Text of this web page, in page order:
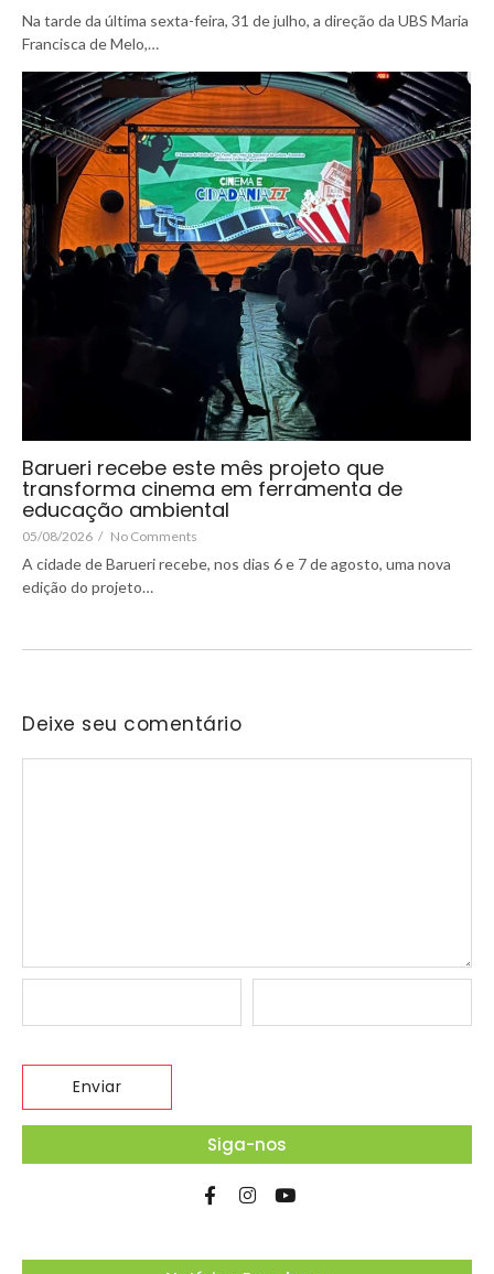
Na tarde da última sexta-feira, 31 de julho, a direção da UBS Maria
Francisca de Melo,…
Barueri recebe este mês projeto que
transforma cinema em ferramenta de
educação ambiental
05/08/2026 / No Comments
A cidade de Barueri recebe, nos dias 6 e 7 de agosto, uma nova
edição do projeto…
Deixe seu comentário
Siga-nos